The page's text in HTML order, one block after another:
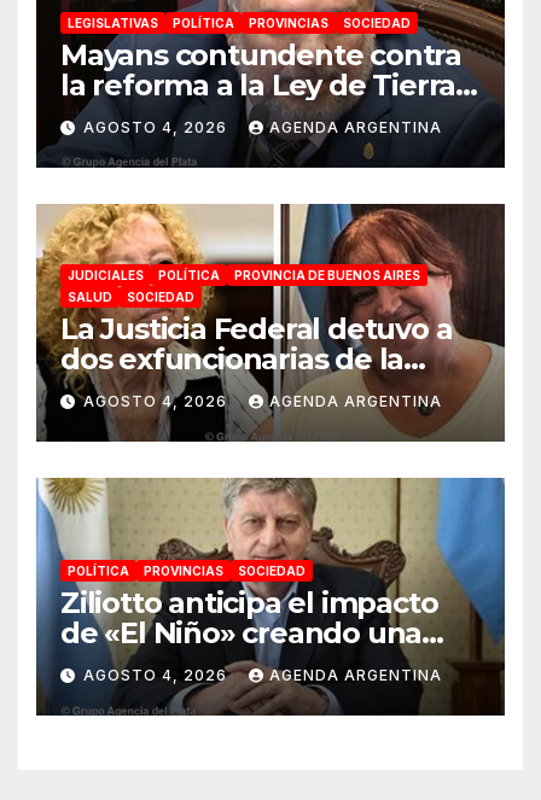
LEGISLATIVAS POLÍTICA PROVINCIAS SOCIEDAD
Mayans contundente contra
la reforma a la Ley de Tierras:
«Esta ley vende el país»
AGOSTO 4, 2026 AGENDA ARGENTINA
JUDICIALES POLÍTICA
PROVINCIA DE BUENOS AIRES
SALUD
SOCIEDAD
La Justicia Federal detuvo a
dos exfuncionarias de la
ANMAT y el INAME por la
causa del fentanilo
contaminado
AGOSTO 4, 2026 AGENDA ARGENTINA
POLÍTICA PROVINCIAS SOCIEDAD
Ziliotto anticipa el impacto
de «El Niño» creando una
«Unidad de Gestión» para
proteger el territorio
pampeano
AGOSTO 4, 2026 AGENDA ARGENTINA